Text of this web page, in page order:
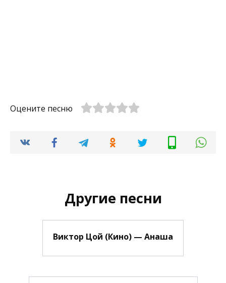
Оцените песню
Другие песни
Виктор Цой (Кино) — Анаша